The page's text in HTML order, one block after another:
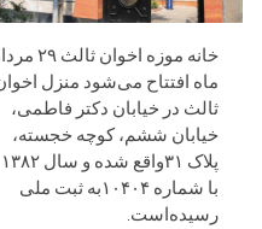
خانه موزه اخوان ثالث
ماه افتتاح می‌شود منزل
ثالث در خیابان دکتر فاطمی،
خیابان ششم، کوچه خجسته،
پلاک ۳۱واقع شده‌ و سال ۱۳۸۲
با شماره ۱۰۴۰۴به ثبت ملی
رسیده‌است.‌